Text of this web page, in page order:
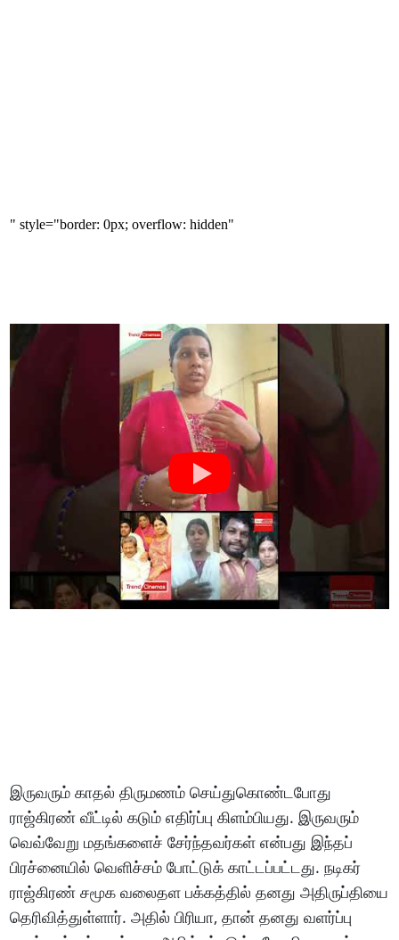
இருவரும் காதல் திருமணம் செய்துகொண்டபோது
ராஜ்கிரண் வீட்டில் கடும் எதிர்ப்பு கிளம்பியது. இருவரும்
வெவ்வேறு மதங்களைச் சேர்ந்தவர்கள் என்பது இந்தப்
பிரச்னையில் வெளிச்சம் போட்டுக் காட்டப்பட்டது. நடிகர்
ராஜ்கிரண் சமூக வலைதள பக்கத்தில் தனது அதிருப்தியை
தெரிவித்துள்ளார். அதில் பிரியா, தான் தனது வளர்ப்பு